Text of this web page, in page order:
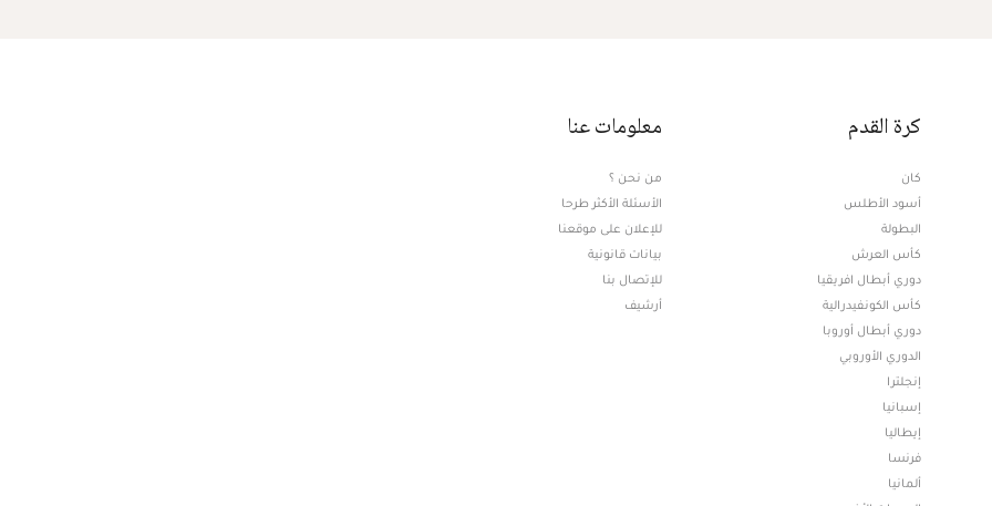
كرة القدم
كان
أسود الأطلس
البطولة
كأس العرش
دوري أبطال افريقيا
كأس الكونفيدرالية
دوري أبطال أوروبا
الدوري الأوروبي
إنجلترا
إسبانيا
إيطاليا
فرنسا
ألمانيا
معلومات عنا
من نحن ؟
الأسئلة الأكثر طرحا
للإعلان على موقعنا
بيانات قانونية
للإتصال بنا
أرشيف